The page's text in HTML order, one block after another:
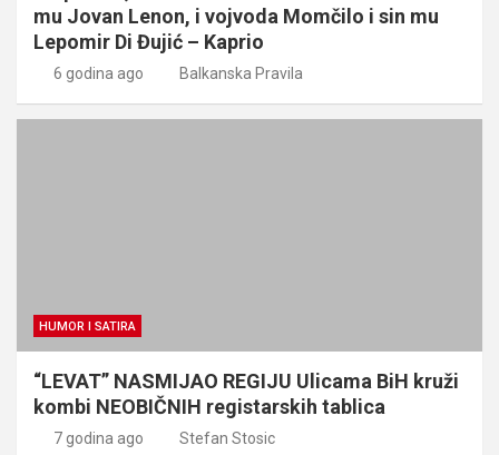
mu Jovan Lenon, i vojvoda Momčilo i sin mu
Lepomir Di Đujić – Kaprio
6 godina ago Balkanska Pravila
HUMOR I SATIRA
“LEVAT” NASMIJAO REGIJU Ulicama BiH kruži
kombi NEOBIČNIH registarskih tablica
7 godina ago Stefan Stosic